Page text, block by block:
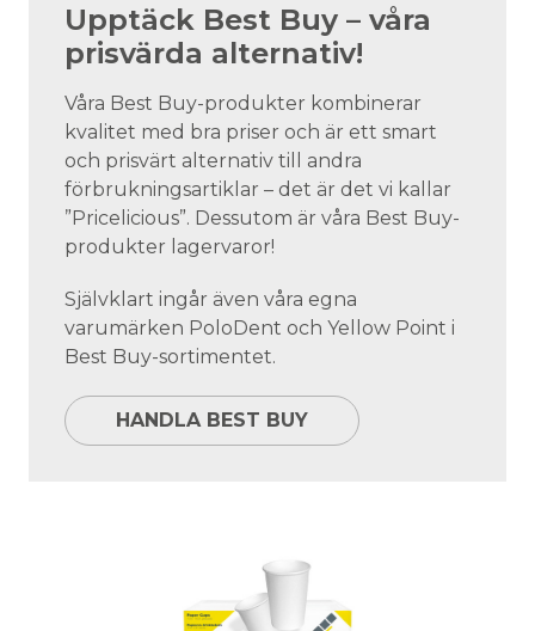
Upptäck Best Buy – våra
prisvärda alternativ!
Våra Best Buy-produkter kombinerar
kvalitet med bra priser och är ett smart
och prisvärt alternativ till andra
förbrukningsartiklar – det är det vi kallar
”Pricelicious”. Dessutom är våra Best Buy-
produkter lagervaror!
Självklart ingår även våra egna
varumärken PoloDent och Yellow Point i
Best Buy-sortimentet.
HANDLA BEST BUY